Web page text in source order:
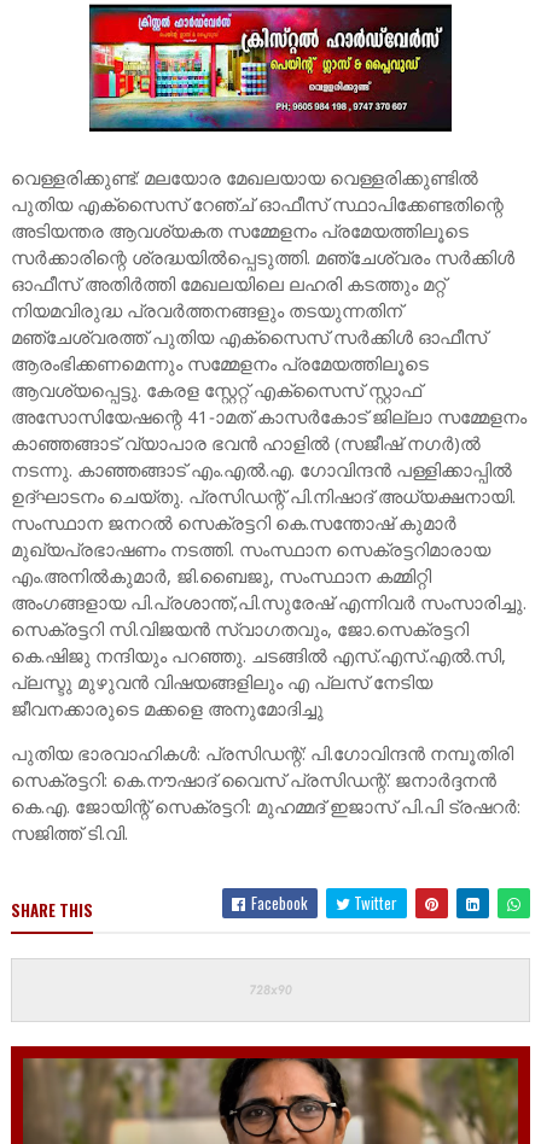
വെള്ളരിക്കുണ്ട്: മലയോര മേഖലയായ വെള്ളരിക്കുണ്ടിൽ
പുതിയ എക്സൈസ് റേഞ്ച് ഓഫീസ് സ്ഥാപിക്കേണ്ടതിന്റെ
അടിയന്തര ആവശ്യകത സമ്മേളനം പ്രമേയത്തിലൂടെ
സർക്കാരിന്റെ ശ്രദ്ധയിൽപ്പെടുത്തി. മഞ്ചേശ്വരം സർക്കിൾ
ഓഫീസ് അതിർത്തി മേഖലയിലെ ലഹരി കടത്തും മറ്റ്
നിയമവിരുദ്ധ പ്രവർത്തനങ്ങളും തടയുന്നതിന്
മഞ്ചേശ്വരത്ത് പുതിയ എക്സൈസ് സർക്കിൾ ഓഫീസ്
ആരംഭിക്കണമെന്നും സമ്മേളനം പ്രമേയത്തിലൂടെ
ആവശ്യപ്പെട്ടു. കേരള സ്റ്റേറ്റ് എക്സൈസ് സ്റ്റാഫ്
അസോസിയേഷന്റെ 41-ാമത് കാസർകോട് ജില്ലാ സമ്മേളനം
കാഞ്ഞങ്ങാട് വ്യാപാര ഭവൻ ഹാളിൽ (സജീഷ് നഗർ)ൽ
നടന്നു. കാഞ്ഞങ്ങാട് എം.എൽ.എ. ഗോവിന്ദൻ പള്ളിക്കാപ്പിൽ
ഉദ്ഘാടനം ചെയ്തു. പ്രസിഡന്റ് പി.നിഷാദ് അധ്യക്ഷനായി.
സംസ്ഥാന ജനറൽ സെക്രട്ടറി കെ.സന്തോഷ് കുമാർ
മുഖ്യപ്രഭാഷണം നടത്തി. സംസ്ഥാന സെക്രട്ടറിമാരായ
എം.അനിൽകുമാർ, ജി.ബൈജു, സംസ്ഥാന കമ്മിറ്റി
അംഗങ്ങളായ പി.പ്രശാന്ത്,പി.സുരേഷ് എന്നിവർ സംസാരിച്ചു.
സെക്രട്ടറി സി.വിജയൻ സ്വാഗതവും, ജോ.സെക്രട്ടറി
കെ.ഷിജു നന്ദിയും പറഞ്ഞു. ചടങ്ങിൽ എസ്.എസ്.എൽ.സി,
പ്ലസ്ടു മുഴുവൻ വിഷയങ്ങളിലും എ പ്ലസ് നേടിയ
ജീവനക്കാരുടെ മക്കളെ അനുമോദിച്ചു
പുതിയ ഭാരവാഹികൾ: പ്രസിഡന്റ്: പി.ഗോവിന്ദൻ നമ്പൂതിരി
സെക്രട്ടറി: കെ.നൗഷാദ് വൈസ് പ്രസിഡന്റ്: ജനാർദ്ദനൻ
കെ.എ. ജോയിന്റ് സെക്രട്ടറി: മുഹമ്മദ് ഇജാസ് പി.പി ട്രഷറർ:
സജിത്ത് ടി.വി.
SHARE THIS Facebook Twitter